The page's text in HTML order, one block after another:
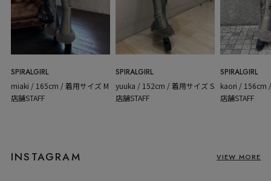
SPIRALGIRL
miaki / 165cm / 着用サイズ M
店舗STAFF
SPIRALGIRL
yuuka / 152cm / 着用サイズ S
店舗STAFF
SPIRALGIRL
kaori / 156cm
店舗STAFF
INSTAGRAM VIEW MORE